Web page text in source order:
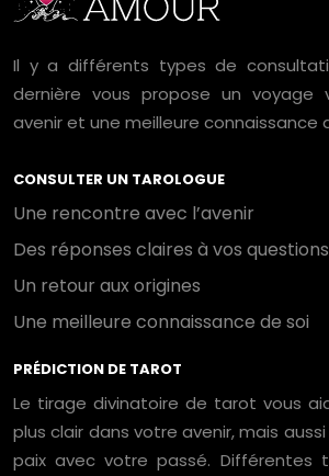
Il y a différents types de
dernière vous propose un voyage
avenir et une meilleure connaissance
CONSULTER UN TAROLOGUE
Une rencontre avec l’avenir
Des réponses claires à vos questions
Un retour aux origines
Une meilleure connaissance de soi
PRÉDICTION DE TAROT
Le tirage divinatoire de tarot vous
plus clair dans votre avenir, mais
paix avec votre passé. Différentes